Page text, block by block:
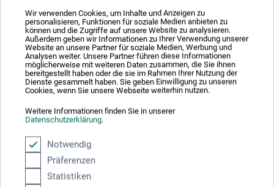
Wir verwenden Cookies, um Inhalte und Anzeigen zu
personalisieren, Funktionen für soziale Medien anbieten zu
können und die Zugriffe auf unsere Website zu analysieren.
Außerdem geben wir Informationen zu Ihrer Verwendung unserer
Website an unsere Partner für soziale Medien, Werbung und
Analysen weiter. Unsere Partner führen diese Informationen
möglicherweise mit weiteren Daten zusammen, die Sie ihnen
bereitgestellt haben oder die sie im Rahmen Ihrer Nutzung der
Dienste gesammelt haben. Sie geben Einwilligung zu unseren
Cookies, wenn Sie unsere Webseite weiterhin nutzen.
Weitere Informationen finden Sie in unserer
Datenschutzerklärung.
Notwendig
Präferenzen
Statistiken
Produktbewertungen (0)
Schreiben Sie die erste Bewertung zu diesem Produkt
JETZT PRODUKT BEWERTEN